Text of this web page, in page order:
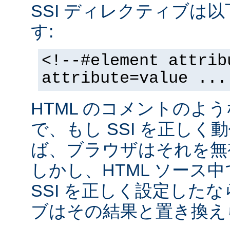
SSI ディレクティブは
す:
<!--#element
attribute=value
HTML のコメントのよ
で、もし SSI を正しく
ば、ブラウザはそれを
しかし、HTML ソース
SSI を正しく設定した
ブはその結果と置き換